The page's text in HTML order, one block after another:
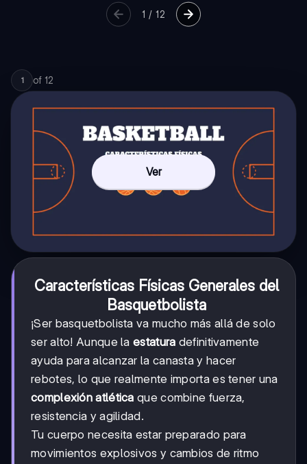
1 / 12
1 of 12
Ver
Características Físicas Generales del
Basquetbolista
¡Ser basquetbolista va mucho más allá de solo
ser alto! Aunque laestatura definitivamente
ayuda para alcanzar la canasta y hacer
rebotes, lo que realmente importa es tener una
complexión atlética que combine fuerza,
resistencia y agilidad.
Tu cuerpo necesita estar preparado para
movimientos explosivos y cambios de ritmo